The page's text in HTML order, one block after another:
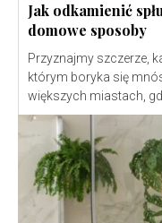
Jak odkamienić
domowe sposoby
Przyznajmy szczerze,
którym boryka się
większych miastach,